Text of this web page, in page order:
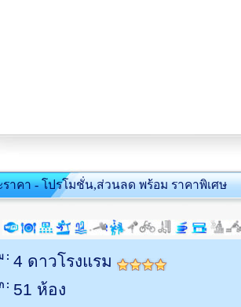
ราคา - โปรโมชั่น,ส่วนลด พร้อม ราคาพิเศษ
: 4 ดาวโรงแรม
: 51 ห้อง